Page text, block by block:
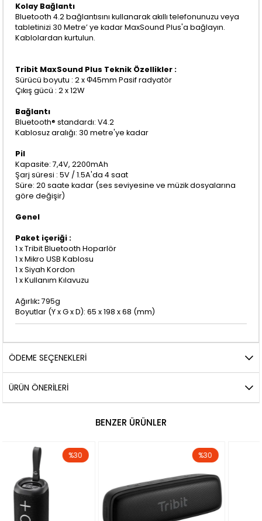
Kolay Bağlantı
Bluetooth 4.2 bağlantısını kullanarak akıllı telefonunuzu veya
tabletinizi 30 Metre’ ye kadar MaxSound Plus'a bağlayın.
Kablolardan kurtulun.
Tribit MaxSound Plus Teknik Özellikler :
Sürücü boyutu : 2 x Φ45mm Pasif radyatör
Çıkış gücü : 2 x 12W
Bağlantı
Bluetooth® standardı: V4.2
Kablosuz aralığı: 30 metre'ye kadar
Pil
Kapasite: 7,4V, 2200mAh
Şarj süresi : 5V / 1.5A'da 4 saat
Süre: 20 saate kadar (ses seviyesine ve müzik dosyalarına
göre değişir)
Genel
Paket içeriği :
1 x Tribit Bluetooth Hoparlör
1 x Mikro USB Kablosu
1 x Siyah Kordon
1 x Kullanım Kılavuzu
Ağırlık:795g
Boyutlar (Y x G x D): 65 x 198 x 68 (mm)
ÖDEME SEÇENEKLERI
ÜRÜN ÖNERILERI
BENZER ÜRÜNLER
%30